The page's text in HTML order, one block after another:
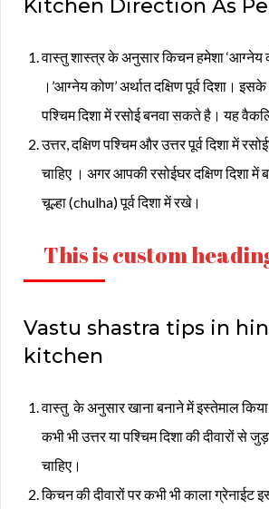
Kitchen Direction As
वास्तु शास्त्र के अनुसार किचन हमेशा ‘आग्नेय
।’आग्नेय कोण’ अर्थात दक्षिण पूर्व दिशा।
पश्चिम दिशा में रसोई बनवा सकते है। यह
उत्तर, दक्षिण पश्चिम और उत्तर पूर्व दिशा में
चाहिए । अगर आपकी रसोईघर दक्षिण दिशा में
चूल्हा (chulha) पूर्व दिशा में रखे।
This is custom
Vastu shastra tips in
kitchen
वास्तु के अनुसार खाना बनाने में इस्तेमाल किया
कभी भी उत्तर या पश्चिम दिशा की दीवारों से
चाहिए।
किचन की दीवारों पर कभी भी काला